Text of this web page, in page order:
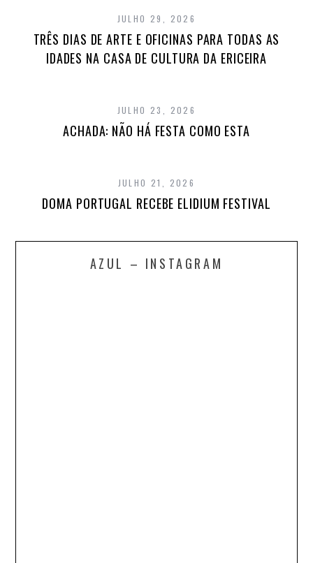
JULHO 29, 2026
TRÊS DIAS DE ARTE E OFICINAS PARA TODAS AS
IDADES NA CASA DE CULTURA DA ERICEIRA
JULHO 23, 2026
ACHADA: NÃO HÁ FESTA COMO ESTA
JULHO 21, 2026
DOMA PORTUGAL RECEBE ELIDIUM FESTIVAL
AZUL – INSTAGRAM